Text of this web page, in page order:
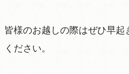
皆様のお越しの際はぜひ早起
ください。